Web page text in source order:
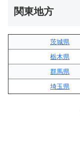
関東地方
茨城県
栃木県
群馬県
埼玉県